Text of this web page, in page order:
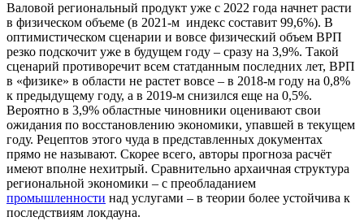
Валовой региональный продукт уже с 2022 года начнет расти
в физическом объеме (в 2021-м индекс составит 99,6%). В
оптимистическом сценарии и вовсе физический объем ВРП
резко подскочит уже в будущем году – сразу на 3,9%. Такой
сценарий противоречит всем статданным последних лет, ВРП
в «физике» в области не растет вовсе – в 2018-м году на 0,8%
к предыдущему году, а в 2019-м снизился еще на 0,5%.
Вероятно в 3,9% областные чиновники оценивают свои
ожидания по восстановлению экономики, упавшей в текущем
году. Рецептов этого чуда в представленных документах
прямо не называют. Скорее всего, авторы прогноза расчёт
имеют вполне нехитрый. Сравнительно архаичная структура
региональной экономики – с преобладанием
промышленности над услугами – в теории более устойчива к
последствиям локдауна.